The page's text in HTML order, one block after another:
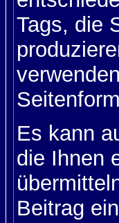
Tags, die
Es kann
die Ihnen
Beitrag